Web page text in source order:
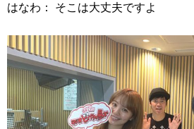
はなわ： そこは大丈夫ですよ